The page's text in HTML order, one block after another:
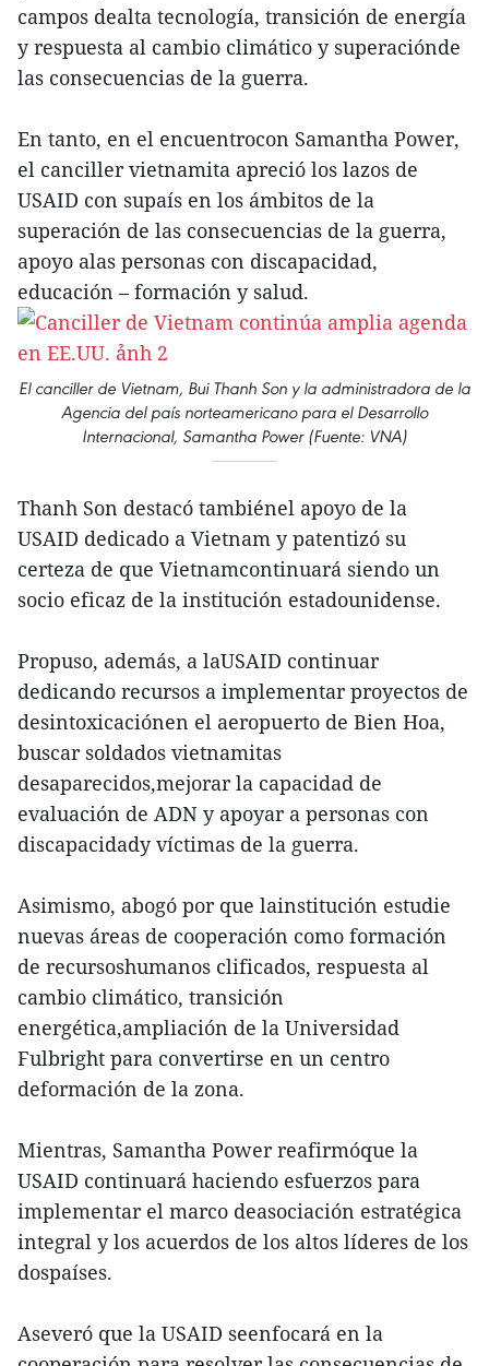
campos dealta tecnología, transición de energía
y respuesta al cambio climático y superaciónde
las consecuencias de la guerra.
En tanto, en el encuentrocon Samantha Power,
el canciller vietnamita apreció los lazos de
USAID con supaís en los ámbitos de la
superación de las consecuencias de la guerra,
apoyo alas personas con discapacidad,
educación – formación y salud.
El canciller de Vietnam, Bui Thanh Son y la administradora de la
Agencia del país norteamericano para el Desarrollo
Internacional, Samantha Power (Fuente: VNA)
Thanh Son destacó tambiénel apoyo de la
USAID dedicado a Vietnam y patentizó su
certeza de que Vietnamcontinuará siendo un
socio eficaz de la institución estadounidense.
Propuso, además, a laUSAID continuar
dedicando recursos a implementar proyectos de
desintoxicaciónen el aeropuerto de Bien Hoa,
buscar soldados vietnamitas
desaparecidos,mejorar la capacidad de
evaluación de ADN y apoyar a personas con
discapacidady víctimas de la guerra.
Asimismo, abogó por que lainstitución estudie
nuevas áreas de cooperación como formación
de recursoshumanos clificados, respuesta al
cambio climático, transición
energética,ampliación de la Universidad
Fulbright para convertirse en un centro
deformación de la zona.
Mientras, Samantha Power reafirmóque la
USAID continuará haciendo esfuerzos para
implementar el marco deasociación estratégica
integral y los acuerdos de los altos líderes de los
dospaíses.
Aseveró que la USAID seenfocará en la